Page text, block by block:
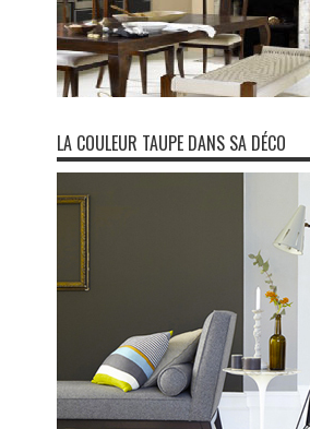
LA COULEUR TAUPE DANS SA DÉCO